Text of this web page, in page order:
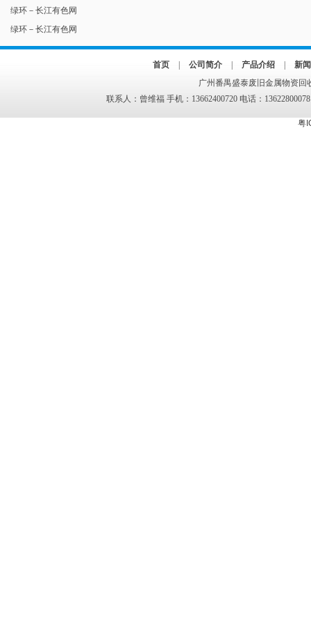
绿环－长江有色网
绿环－长江有色网
首页 公司简介 产品介绍
新
广州番禺盛泰废旧金属物资回
联系人：曾维福 手机：13662400720 电话：
粤